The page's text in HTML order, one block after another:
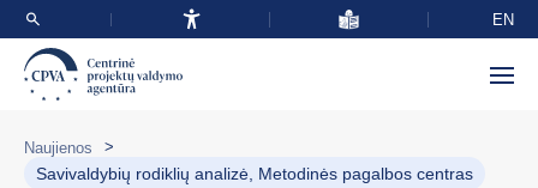
EN
Naujienos >
Savivaldybių rodiklių analizė, Metodinės pagalbos centras